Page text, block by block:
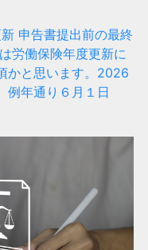
申告書提出前の最終
労働保険年度更新に
かと思います。2026
例年通り６月１日